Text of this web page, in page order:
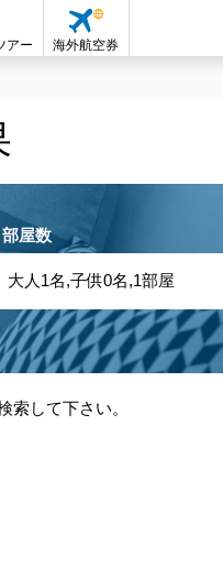
アー 海外航空券
部屋数
大人1名,子供0名,1部屋
索して下さい。